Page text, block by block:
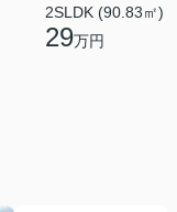
2SLDK (90.83㎡)
29万円